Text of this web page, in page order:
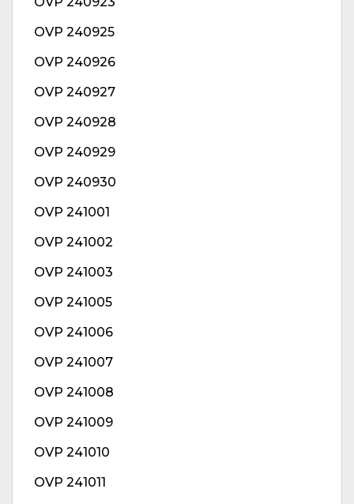
OVP 240925
OVP 240926
OVP 240927
OVP 240928
OVP 240929
OVP 240930
OVP 241001
OVP 241002
OVP 241003
OVP 241005
OVP 241006
OVP 241007
OVP 241008
OVP 241009
OVP 241010
OVP 241011